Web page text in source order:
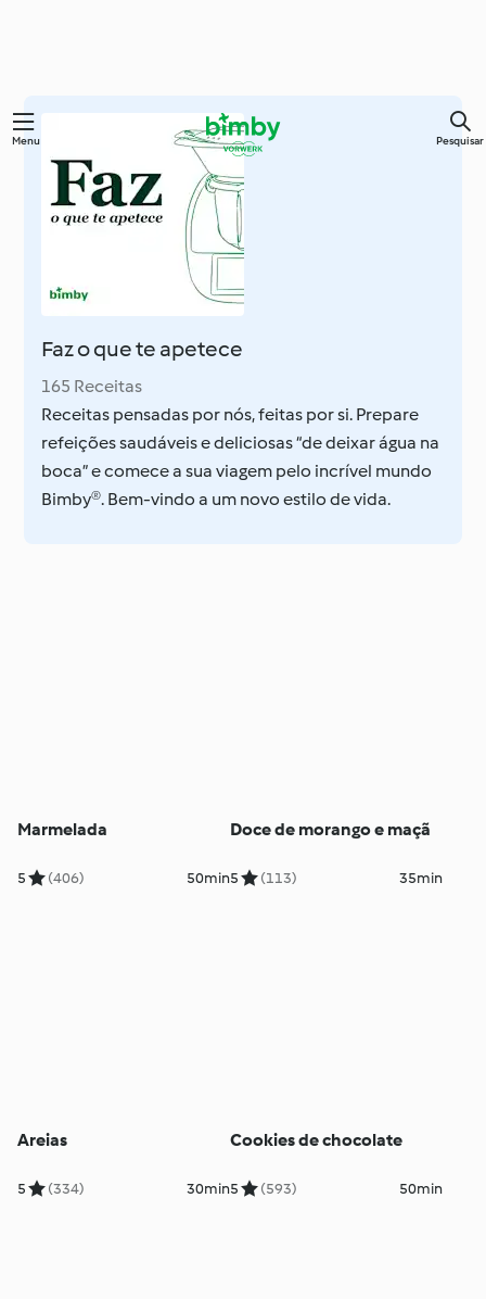
Saltar
principal
Menu Pesquisar
Faz o que te apetece
165 Receitas
Receitas pensadas por nós, feitas por si. Prepare
refeições saudáveis e deliciosas “de deixar água na
boca” e comece a sua viagem pelo incrível mundo
Bimby®. Bem-vindo a um novo estilo de vida.
Marmelada
5 (406) 50min
Doce de morango e maçã
5 (113) 35min
Areias
5 (334) 30min
Cookies de chocolate
5 (593) 50min